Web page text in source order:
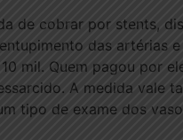
de cobrar por stents,
das artérias
mil. Quem pagou por
A medida vale
tipo de exame dos